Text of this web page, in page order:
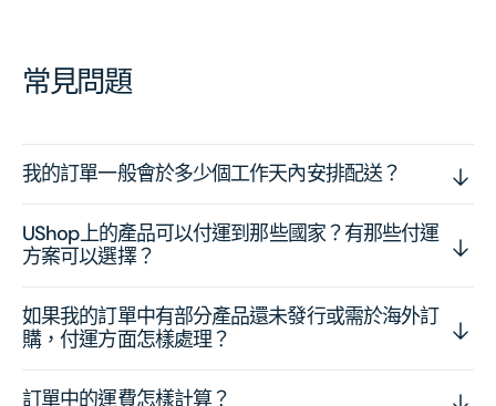
常見問題
我的訂單一般會於多少個工作天內安排配送？
UShop上的產品可以付運到那些國家？有那些付運
方案可以選擇？
如果我的訂單中有部分產品還未發行或需於海外訂
購，付運方面怎樣處理？
訂單中的運費怎樣計算？